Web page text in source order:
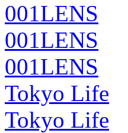
001LENS
001LENS
001LENS
Tokyo Life
Tokyo Life